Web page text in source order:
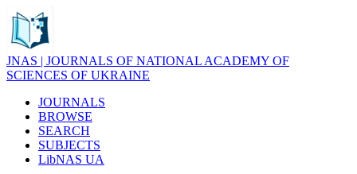
JNAS | JOURNALS OF NATIONAL ACADEMY OF
SCIENCES OF UKRAINE
JOURNALS
BROWSE
SEARCH
SUBJECTS
LibNAS UA